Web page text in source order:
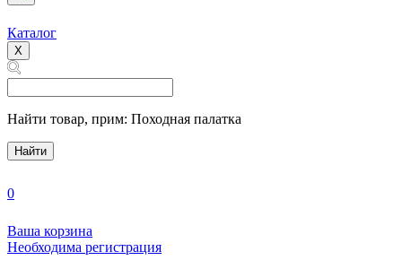
Каталог
X
Найти товар, прим: Походная палатка
Найти
0
Ваша корзина
Необходима регистрация